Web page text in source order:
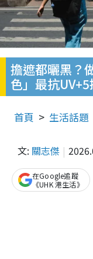
擔遮都曬黑？
色」最抗
首頁 生活話題
文: 關志傑
在Google追蹤
《UHK 港生活》